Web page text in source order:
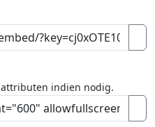
attributen indien nodig.